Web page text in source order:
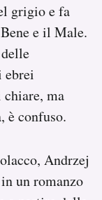
grigio e fa
e il Male.
ebrei
chiare, ma
è confuso.
Andrzej
un romanzo